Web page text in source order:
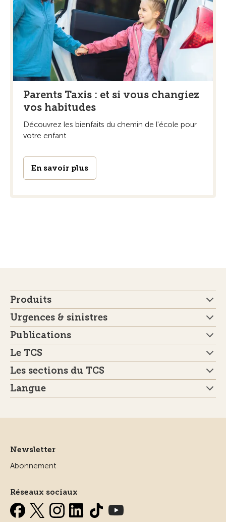
Parents Taxis : et si vous changiez
vos habitudes
Découvrez les bienfaits du chemin de l'école pour
votre enfant
En savoir plus
Produits
Urgences & sinistres
Publications
Le TCS
Les sections du TCS
Langue
Newsletter
Abonnement
Réseaux sociaux